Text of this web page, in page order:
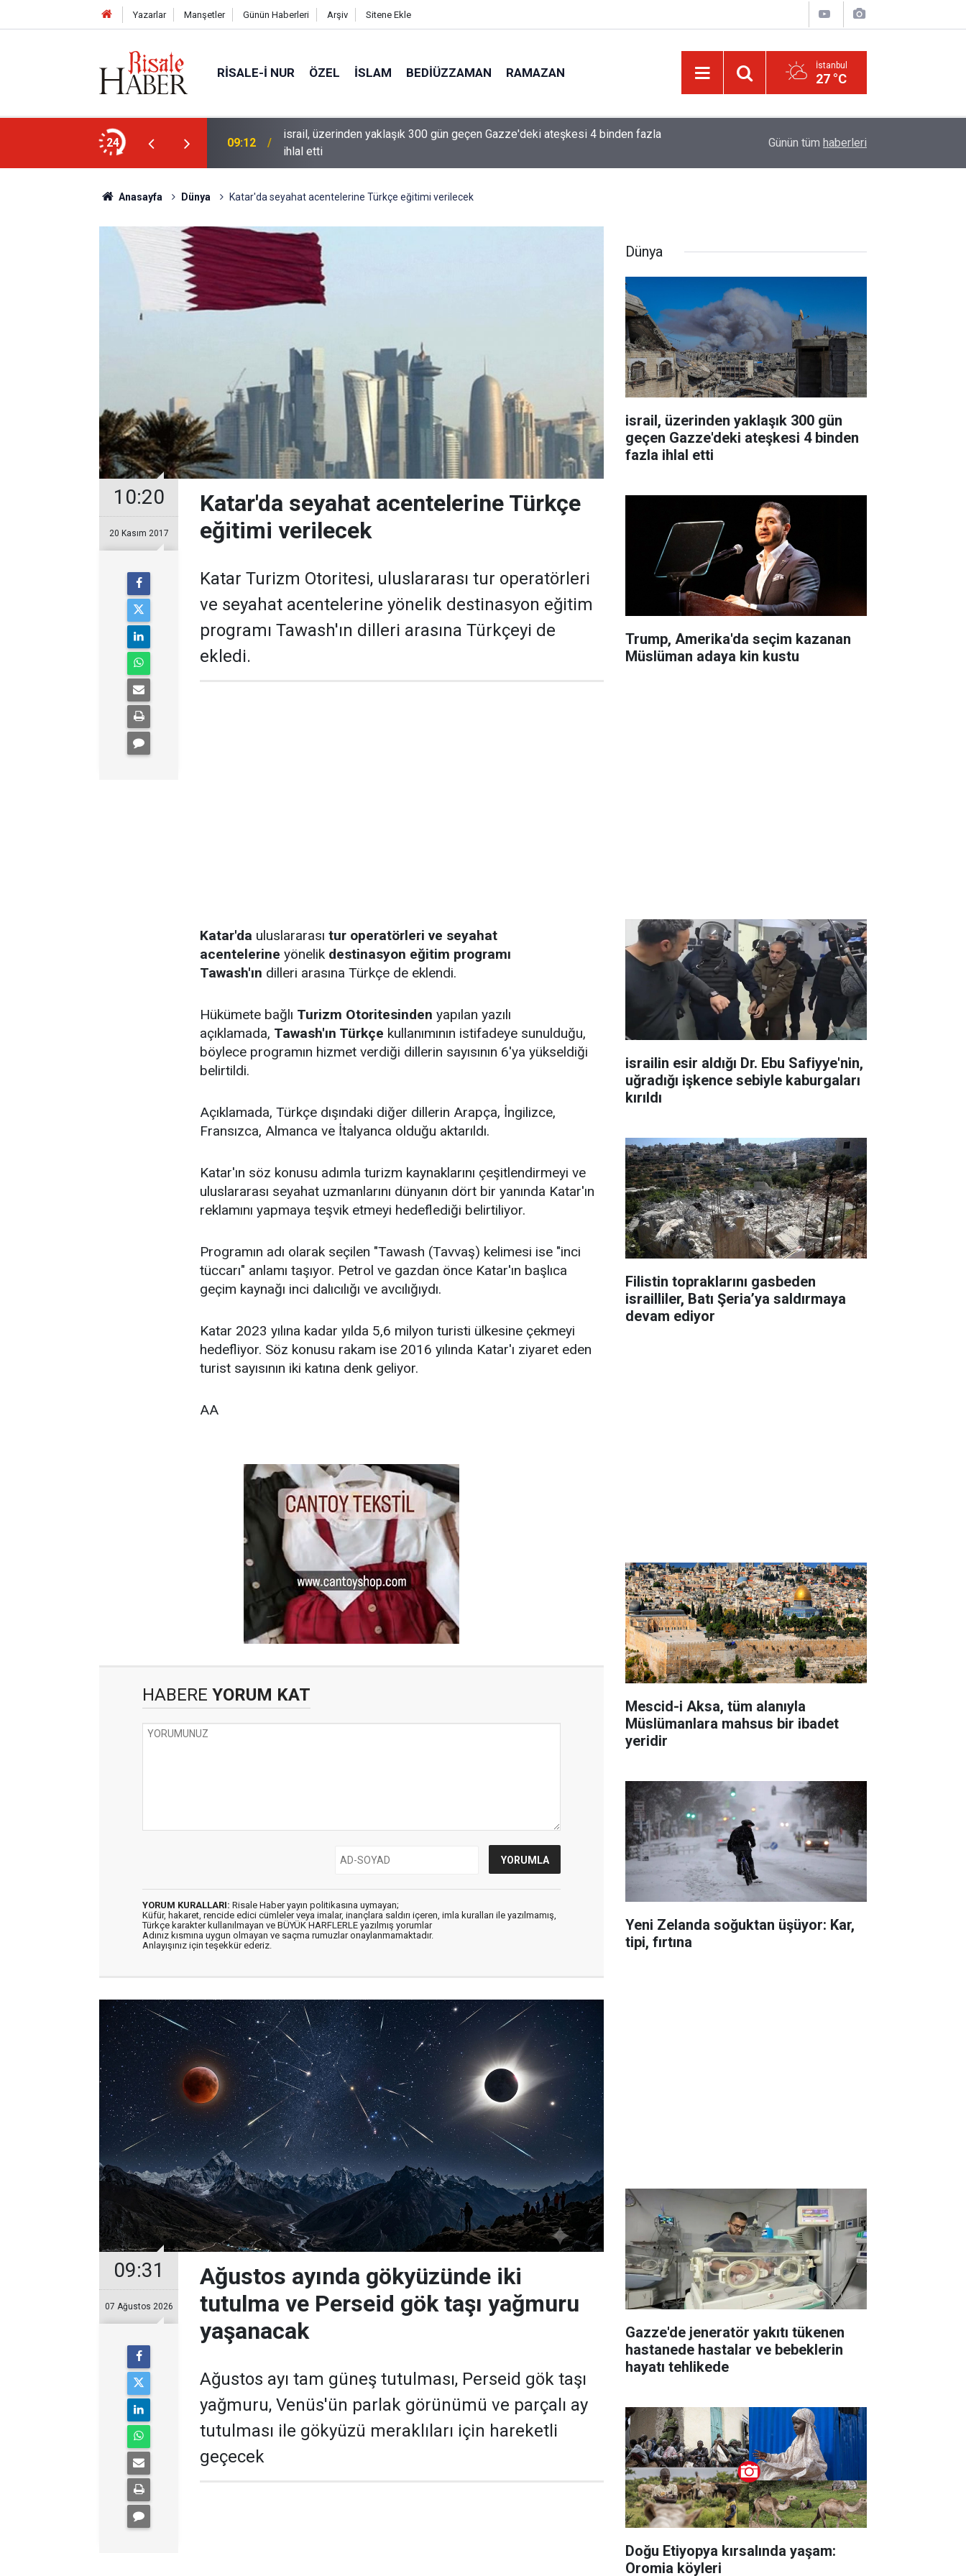
Yazarlar Manşetler Günün Haberleri Arşiv Sitene Ekle
RISALE-I NUR ÖZEL İSLAM BEDIÜZZAMAN RAMAZAN İstanbul
27 °C
24
ve Perseid gök taşı yağmuru
09:12
israil, üzerinden yaklaşık 300 gün geçen Gazze'deki ateşkesi 4 binden fazla
ihlal etti
kullarından eyle
Günün tüm haberleri
Anasayfa Dünya Katar'da seyahat acentelerine Türkçe eğitimi verilecek
10:20
20 Kasım 2017
Katar'da seyahat acentelerine Türkçe
eğitimi verilecek
Katar Turizm Otoritesi, uluslararası tur operatörleri
ve seyahat acentelerine yönelik destinasyon eğitim
programı Tawash'ın dilleri arasına Türkçeyi de
ekledi.
Katar'da uluslararası tur operatörleri ve seyahat
acentelerine yönelik destinasyon eğitim programı
Tawash'ın dilleri arasına Türkçe de eklendi.
Hükümete bağlı Turizm Otoritesinden yapılan yazılı
açıklamada, Tawash'ın Türkçe kullanımının istifadeye sunulduğu,
böylece programın hizmet verdiği dillerin sayısının 6'ya yükseldiği
belirtildi.
Açıklamada, Türkçe dışındaki diğer dillerin Arapça, İngilizce,
Fransızca, Almanca ve İtalyanca olduğu aktarıldı.
Katar'ın söz konusu adımla turizm kaynaklarını çeşitlendirmeyi ve
uluslararası seyahat uzmanlarını dünyanın dört bir yanında Katar'ın
reklamını yapmaya teşvik etmeyi hedeflediği belirtiliyor.
Programın adı olarak seçilen "Tawash (Tavvaş) kelimesi ise "inci
tüccarı" anlamı taşıyor. Petrol ve gazdan önce Katar'ın başlıca
geçim kaynağı inci dalıcılığı ve avcılığıydı.
Katar 2023 yılına kadar yılda 5,6 milyon turisti ülkesine çekmeyi
hedefliyor. Söz konusu rakam ise 2016 yılında Katar'ı ziyaret eden
turist sayısının iki katına denk geliyor.
AA
HABERE YORUM KAT
YORUM KURALLARI: Risale Haber yayın politikasına uymayan;
Küfür, hakaret, rencide edici cümleler veya imalar, inançlara saldırı içeren, imla kuralları ile yazılmamış,
Türkçe karakter kullanılmayan ve BÜYÜK HARFLERLE yazılmış yorumlar
Adınız kısmına uygun olmayan ve saçma rumuzlar onaylanmamaktadır.
Anlayışınız için teşekkür ederiz.
09:31
07 Ağustos 2026
Ağustos ayında gökyüzünde iki
tutulma ve Perseid gök taşı yağmuru
yaşanacak
Ağustos ayı tam güneş tutulması, Perseid gök taşı
yağmuru, Venüs'ün parlak görünümü ve parçalı ay
tutulması ile gökyüzü meraklıları için hareketli
geçecek
Dünya
israil, üzerinden yaklaşık 300 gün
geçen Gazze'deki ateşkesi 4 binden
fazla ihlal etti
Trump, Amerika'da seçim kazanan
Müslüman adaya kin kustu
israilin esir aldığı Dr. Ebu Safiyye'nin,
uğradığı işkence sebiyle kaburgaları
kırıldı
Filistin topraklarını gasbeden
israilliler, Batı Şeria’ya saldırmaya
devam ediyor
Mescid-i Aksa, tüm alanıyla
Müslümanlara mahsus bir ibadet
yeridir
Yeni Zelanda soğuktan üşüyor: Kar,
tipi, fırtına
Gazze'de jeneratör yakıtı tükenen
hastanede hastalar ve bebeklerin
hayatı tehlikede
Doğu Etiyopya kırsalında yaşam:
Oromia köyleri